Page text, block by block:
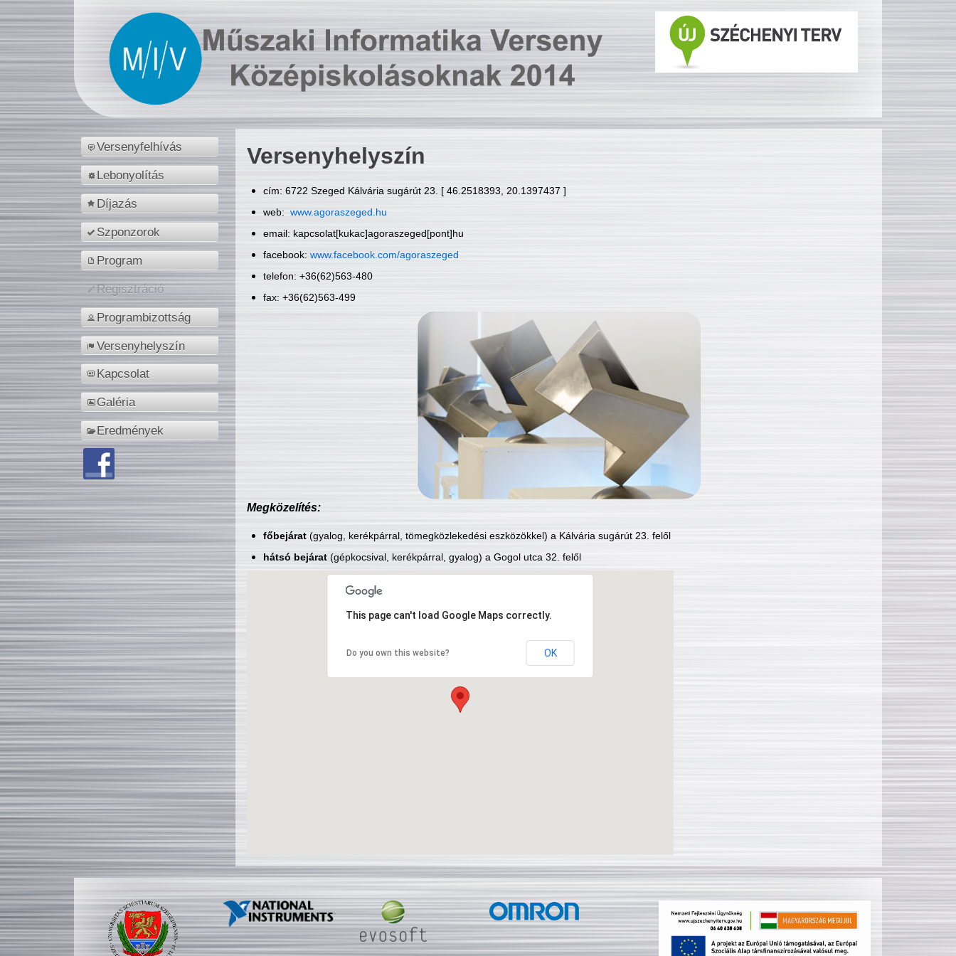
Versenyfelhívás
Lebonyolítás
Díjazás
Szponzorok
Program
Regisztráció
Programbizottság
Versenyhelyszín
Kapcsolat
Galéria
Eredmények
Versenyhelyszín
cím: 6722 Szeged Kálvária sugárút 23. [ 46.2518393, 20.1397437 ]
web: www.agoraszeged.hu
email: kapcsolat[kukac]agoraszeged[pont]hu
facebook: www.facebook.com/agoraszeged
telefon: +36(62)563-480
fax: +36(62)563-499
Megközelítés:
főbejárat(gyalog, kerékpárral, tömegközlekedési eszközökkel) a Kálvária sugárút 23. felől
hátsó bejárat(gépkocsival, kerékpárral, gyalog) a Gogol utca 32. felől
This page can't load Google Maps correctly.
Do you own this website? OK